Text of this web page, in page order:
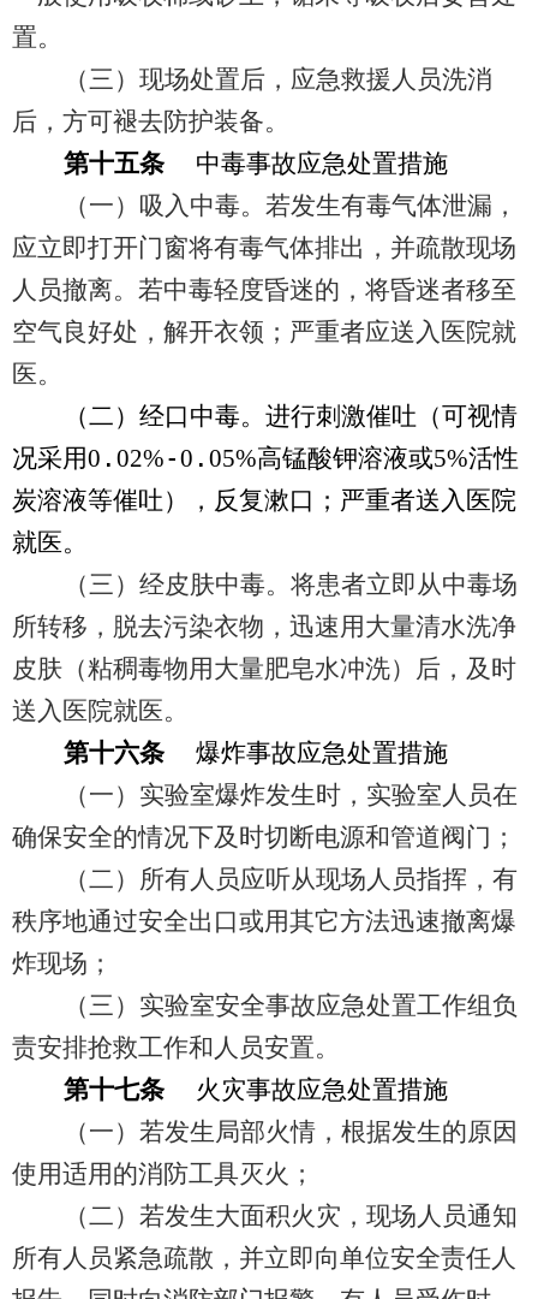
置。
（三）现场处置后，应急救援人员洗消
后，方可褪去防护装备。
第十五条中毒事故应急处置措施
（一）吸入中毒。若发生有毒气体泄漏，
应立即打开门窗将有毒气体排出，并疏散现场
人员撤离。若中毒轻度昏迷的，将昏迷者移至
空气良好处，解开衣领；严重者应送入医院就
医。
（二）经口中毒。进行刺激催吐（可视情
况采用0 . 02%-0 . 05%高锰酸钾溶液或5%活性
炭溶液等催吐），反复漱口；严重者送入医院
就医。
（三）经皮肤中毒。将患者立即从中毒场
所转移，脱去污染衣物，迅速用大量清水洗净
皮肤（粘稠毒物用大量肥皂水冲洗）后，及时
送入医院就医。
第十六条爆炸事故应急处置措施
（一）实验室爆炸发生时，实验室人员在
确保安全的情况下及时切断电源和管道阀门；
（二）所有人员应听从现场人员指挥，有
秩序地通过安全出口或用其它方法迅速撤离爆
炸现场；
（三）实验室安全事故应急处置工作组负
责安排抢救工作和人员安置。
第十七条火灾事故应急处置措施
（一）若发生局部火情，根据发生的原因
使用适用的消防工具灭火；
（二）若发生大面积火灾，现场人员通知
所有人员紧急疏散，并立即向单位安全责任人